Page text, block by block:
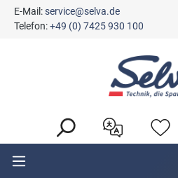
springen
E-Mail:service@selva.de
Telefon:+49 (0) 7425 930 100